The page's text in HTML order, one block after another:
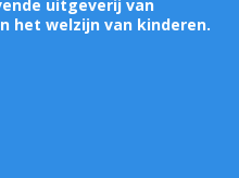
uitgeverij van
het welzijn van kinderen.